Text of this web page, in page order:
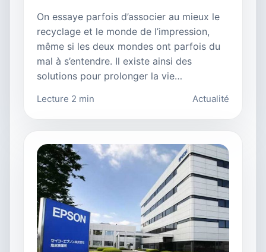
On essaye parfois d’associer au mieux le
recyclage et le monde de l’impression,
même si les deux mondes ont parfois du
mal à s’entendre. Il existe ainsi des
solutions pour prolonger la vie…
Lecture 2 min Actualité